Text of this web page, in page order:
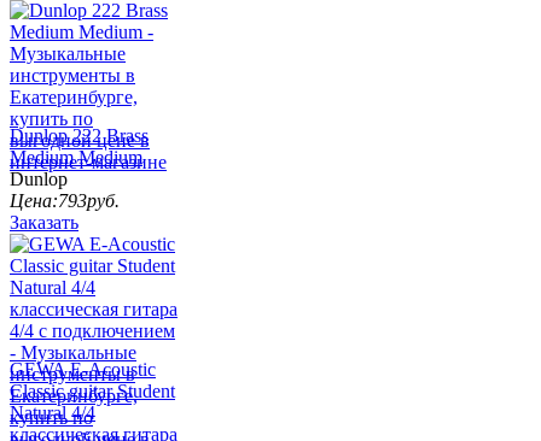
Dunlop 222 Brass
Medium Medium
Dunlop
Цена:793руб.
Заказать
GEWA E-Acoustic
Classic guitar Student
Natural 4/4
классическая гитара